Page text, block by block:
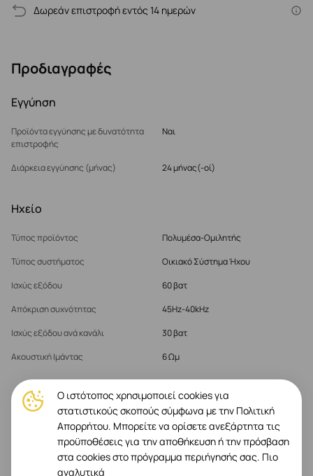
Δωρεάν επιστροφή εντός 14 ημερών
Προδιαγραφές
Εγγύηση
Προϊόντα εγγύησης με δυνατότητα
επιστροφής
Ναι
Διάρκεια εγγύησης (μήνας) 24 μήνας(-οί)
Ηχείο
Τύπος προϊόντος
Πολυμέσα-Ομιλητής
Τύπος συστήματος
Οικιακό Σύστημα Ήχου
Ισχύς εξόδου
60 βατ
Απόκριση συχνότητας
45Hz-40kHz
Ισχύς εξόδου ανά κανάλι
30 βατ
Ακουστική Ιμάντας
6 Ωμ
Διάφορα
Εξωτερικό χρώμα
Cherry Wood
Ο ιστότοπος χρησιμοποιεί cookies για
στατιστικούς σκοπούς σύμφωνα με την Πολιτική
Απορρήτου. Μπορείτε να ορίσετε ανεξάρτητα τις
προϋποθέσεις για την αποθήκευση ή την πρόσβαση
στα cookies στο πρόγραμμα περιήγησής σας. Πιο
αναλυτικά